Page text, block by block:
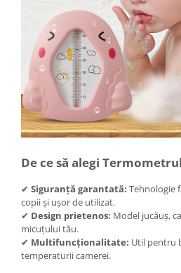
Instalatii de Craciun
Instalatii liniare si role de furtun
luminos
Instalatii liniare/sir
Instalatii perdea
Instalatii plasa
Instalatii Solare
Instalatii turturi-franjuri
Perdea 220V
Plasa 220V
Turturi/Franjuri 220V
Diverse pentru casa si camping
Feronerie
Balamale si zavoare
De ce să alegi
✔ Siguranță garantată: Tehnologie
copii și ușor de utilizat.
✔ Design prietenos: Model jucăuș,
micuțului tău.
✔ Multifuncționalitate: Util pentru
temperaturii camerei.